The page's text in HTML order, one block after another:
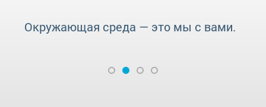
Окружающая среда — это мы с вами.